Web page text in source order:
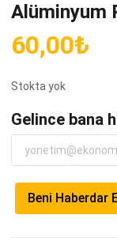
Alüminyum
60,00₺
Stokta yok
Gelince bana
Beni Haberdar